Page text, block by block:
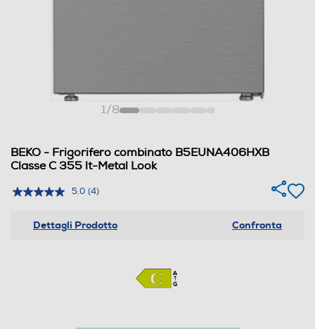
1/8
BEKO - Frigorifero combinato B5EUNA406HXB
Classe C 355 lt-Metal Look
5.0 (4)
Dettagli Prodotto Confronta